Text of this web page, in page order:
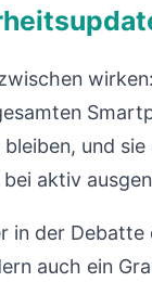
und
aktiv
in der
auch ein